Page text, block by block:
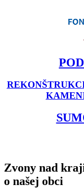
Zvony nad
o našej obci